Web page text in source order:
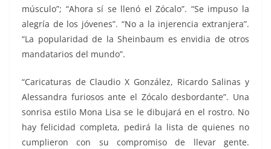
músculo”; “Ahora sí se llenó el Zócalo”. “Se impuso la
alegría de los jóvenes”. “No a la injerencia extranjera”.
“La popularidad de la Sheinbaum es envidia de otros
mandatarios del mundo”.
“Caricaturas de Claudio X González, Ricardo Salinas y
Alessandra furiosos ante el Zócalo desbordante”. Una
sonrisa estilo Mona Lisa se le dibujará en el rostro. No
hay felicidad completa, pedirá la lista de quienes no
cumplieron con su compromiso de llevar gente.